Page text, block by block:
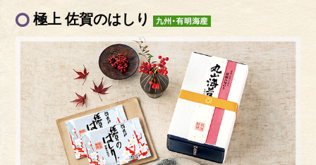
極上 佐賀のはしり